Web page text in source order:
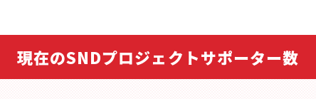
現在のSNDプロジェクトサポーター数